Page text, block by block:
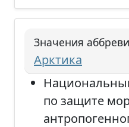
Значения
Арктика
по защите